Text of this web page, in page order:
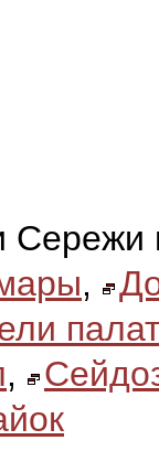
Сережи
,
,